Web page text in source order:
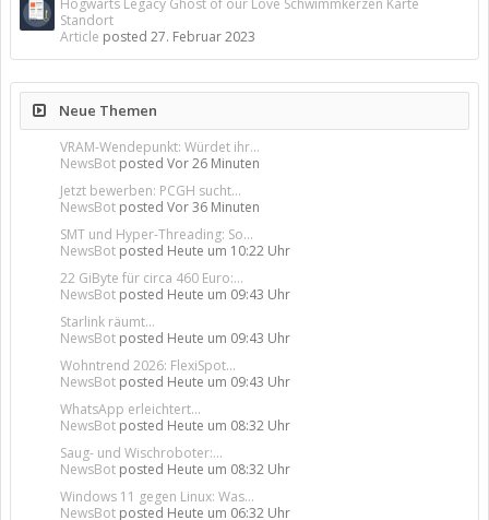
Hogwarts Legacy Ghost of our Love Schwimmkerzen Karte
Standort
Article posted 27. Februar 2023
Neue Themen
VRAM-Wendepunkt: Würdet ihr...
NewsBot posted Vor 26 Minuten
Jetzt bewerben: PCGH sucht...
NewsBot posted Vor 36 Minuten
SMT und Hyper-Threading: So...
NewsBot posted Heute um 10:22 Uhr
22 GiByte für circa 460 Euro:...
NewsBot posted Heute um 09:43 Uhr
Starlink räumt...
NewsBot posted Heute um 09:43 Uhr
Wohntrend 2026: FlexiSpot...
NewsBot posted Heute um 09:43 Uhr
WhatsApp erleichtert...
NewsBot posted Heute um 08:32 Uhr
Saug- und Wischroboter:...
NewsBot posted Heute um 08:32 Uhr
Windows 11 gegen Linux: Was...
NewsBot posted Heute um 06:32 Uhr